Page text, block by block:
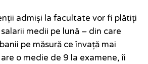
admiși la facultate vor fi plătiți
medii pe lună – din care
pe măsură ce învață mai
o medie de 9 la examene, îi